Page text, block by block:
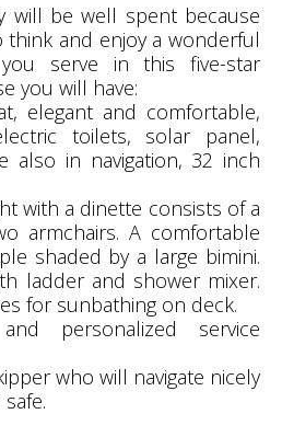
will be well spent because
and enjoy a wonderful
serve in this five-star
you will have:
elegant and comfortable,
toilets, solar panel,
also in navigation, 32 inch
with a dinette consists of a
armchairs. A comfortable
shaded by a large bimini.
ladder and shower mixer.
for sunbathing on deck.
personalized service
who will navigate nicely